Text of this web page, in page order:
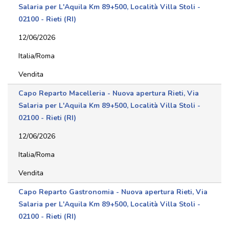
Salaria per L'Aquila Km 89+500, Località Villa Stoli -
02100 - Rieti (RI)
12/06/2026
Italia/Roma
Vendita
Capo Reparto Macelleria - Nuova apertura Rieti, Via
Salaria per L'Aquila Km 89+500, Località Villa Stoli -
02100 - Rieti (RI)
12/06/2026
Italia/Roma
Vendita
Capo Reparto Gastronomia - Nuova apertura Rieti, Via
Salaria per L'Aquila Km 89+500, Località Villa Stoli -
02100 - Rieti (RI)